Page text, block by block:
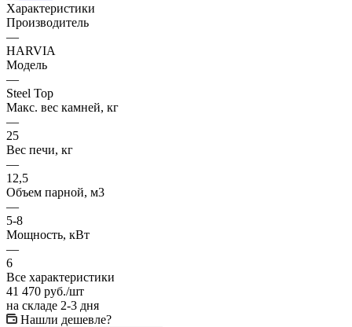
Характеристики
Производитель
—
HARVIA
Модель
—
Steel Top
Макс. вес камней, кг
—
25
Вес печи, кг
—
12,5
Oбъем парной, м3
—
5-8
Мощность, кВт
—
6
Все характеристики
41 470 руб./шт
на складе 2-3 дня
Нашли дешевле?